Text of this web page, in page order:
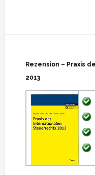
Rezension – Praxis
2013